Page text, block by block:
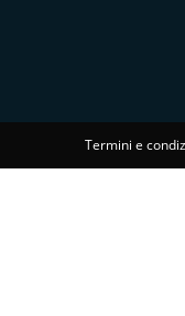
Termini e